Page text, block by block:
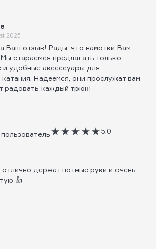
2025
Ваш отзыв! Рады, что намотки Вам
стараемся предлагать только
и удобные аксессуары для
Надеемся, они прослужат вам
радовать каждый трюк!
5.0
держат потные руки и очень
👍